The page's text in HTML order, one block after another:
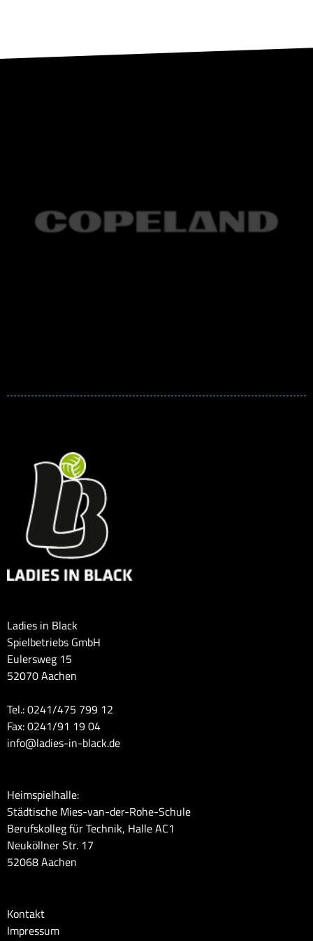
Ladies in Black
Spielbetriebs GmbH
Eulersweg 15
52070 Aachen
Tel.: 0241/475 799 12
Fax: 0241/91 19 04
info@ladies-in-black.de
Heimspielhalle:
Städtische Mies-van-der-Rohe-Schule
Berufskolleg für Technik, Halle AC1
Neuköllner Str. 17
52068 Aachen
Kontakt
Impressum